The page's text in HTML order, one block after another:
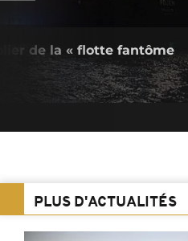
de la « flotte fantôme
PLUS D'ACTUALITÉS